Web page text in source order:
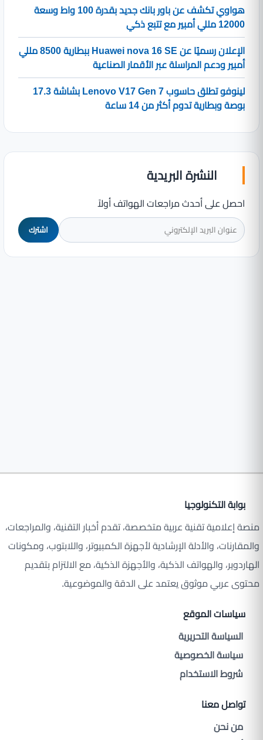
هواوي تكشف عن باور بانك جديد بقدرة 100 واط وسعة
12000 مللي أمبير مع تتبع ذكي
الإعلان رسميًا عن Huawei nova 16 SE ببطارية 8500 مللي
أمبير ودعم المراسلة عبر الأقمار الصناعية
لينوفو تطلق حاسوب Lenovo V17 Gen 7 بشاشة 17.3
بوصة وبطارية تدوم أكثر من 14 ساعة
النشرة البريدية
احصل على أحدث مراجعات الهواتف أولاً
اشترك
بوابة التكنولوجيا
منصة إعلامية تقنية عربية متخصصة، تقدم أخبار التقنية، والمراجعات،
والمقارنات، والأدلة الإرشادية لأجهزة الكمبيوتر، واللابتوب، ومكونات
الهاردوير، والهواتف الذكية، والأجهزة الذكية، مع الالتزام بتقديم
محتوى عربي موثوق يعتمد على الدقة والموضوعية.
سياسات الموقع
السياسة التحريرية
سياسة الخصوصية
شروط الاستخدام
تواصل معنا
من نحن